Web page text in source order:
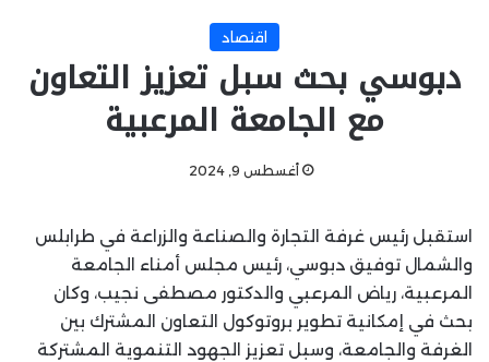
اقتصاد
دبوسي بحث سبل تعزيز التعاون
مع الجامعة المرعبية
أغسطس 9, 2024
استقبل رئيس غرفة التجارة والصناعة والزراعة في طرابلس
والشمال توفيق دبوسي، رئيس مجلس أمناء الجامعة
المرعبية، رياض المرعبي والدكتور مصطفى نجيب، وكان
بحث في إمكانية تطوير بروتوكول التعاون المشترك بين
الغرفة والجامعة، وسبل تعزيز الجهود التنموية المشتركة